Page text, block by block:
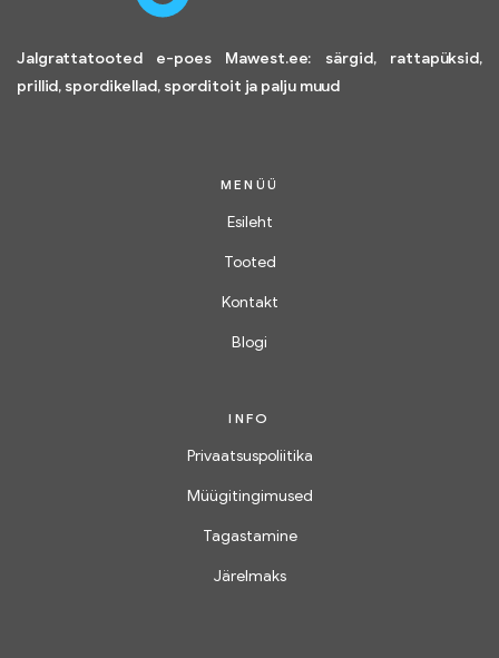
Jalgrattatooted e-poes Mawest.ee: särgid, rattapüksid,
prillid, spordikellad, sporditoit ja palju muud
MENÜÜ
Esileht
Tooted
Kontakt
Blogi
INFO
Privaatsuspoliitika
Müügitingimused
Tagastamine
Järelmaks